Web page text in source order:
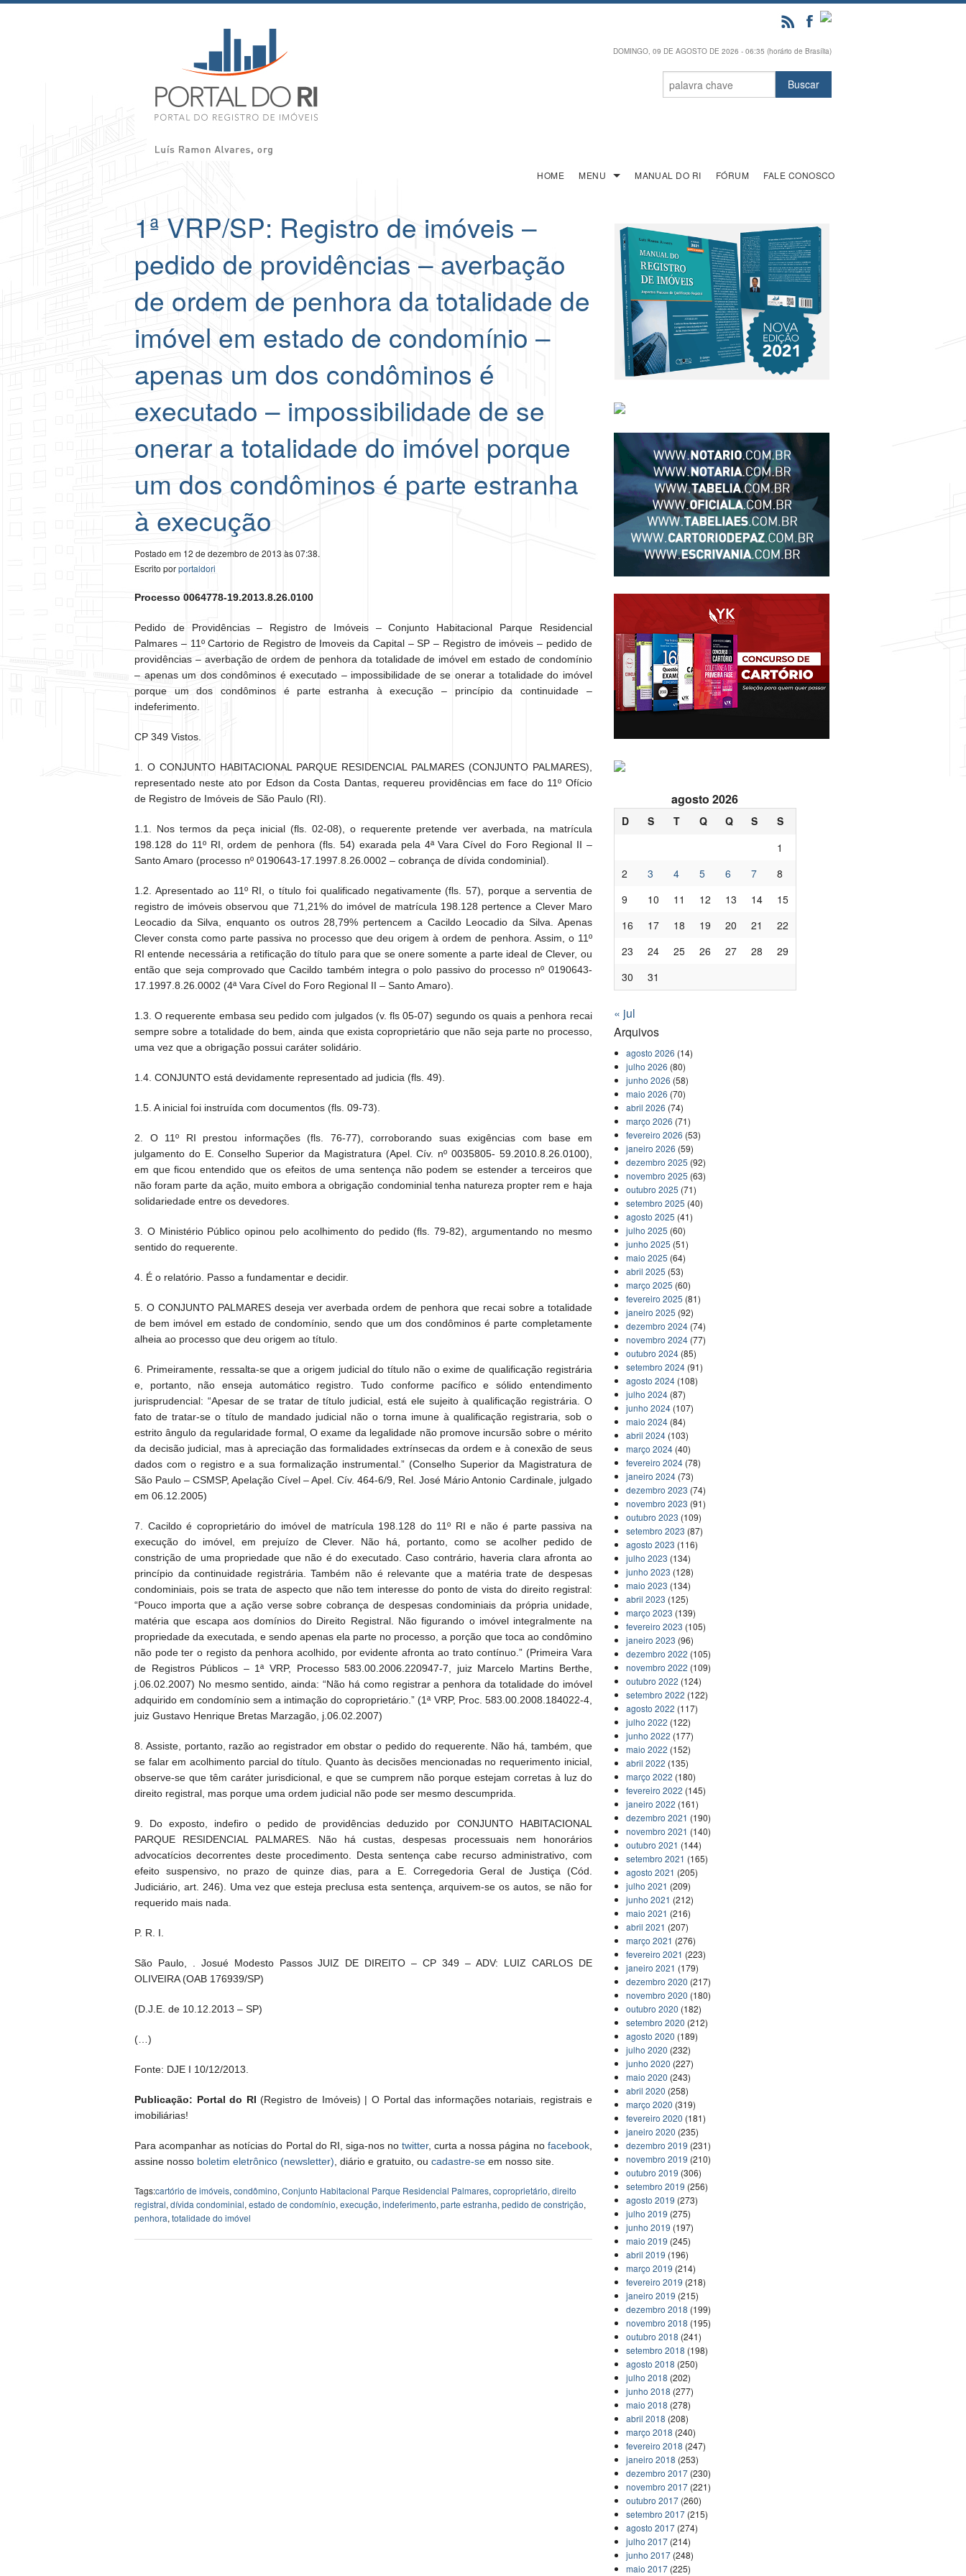
DOMINGO, 09 DE AGOSTO DE 2026 - 06:35 (horário de Brasília)
HOME MENU MANUAL DO RI FÓRUM FALE CONOSCO
1ª VRP/SP: Registro de imóveis –
pedido de providências – averbação
de ordem de penhora da totalidade de
imóvel em estado de condomínio –
apenas um dos condôminos é
executado – impossibilidade de se
onerar a totalidade do imóvel porque
um dos condôminos é parte estranha
à execução
Postado em 12 de dezembro de 2013 às 07:38.
Escrito porportaldori
Processo 0064778-19.2013.8.26.0100
Pedido de Providências – Registro de Imóveis – Conjunto Habitacional Parque Residencial
Palmares – 11º Cartorio de Registro de Imoveis da Capital – SP – Registro de imóveis – pedido de
providências – averbação de ordem de penhora da totalidade de imóvel em estado de condomínio
– apenas um dos condôminos é executado – impossibilidade de se onerar a totalidade do imóvel
porque um dos condôminos é parte estranha à execução – princípio da continuidade –
indeferimento.
CP 349 Vistos.
1. O CONJUNTO HABITACIONAL PARQUE RESIDENCIAL PALMARES (CONJUNTO PALMARES),
representado neste ato por Edson da Costa Dantas, requereu providências em face do 11º Ofício
de Registro de Imóveis de São Paulo (RI).
1.1. Nos termos da peça inicial (fls. 02-08), o requerente pretende ver averbada, na matrícula
198.128 do 11º RI, ordem de penhora (fls. 54) exarada pela 4ª Vara Cível do Foro Regional II –
Santo Amaro (processo nº 0190643-17.1997.8.26.0002 – cobrança de dívida condominial).
1.2. Apresentado ao 11º RI, o título foi qualificado negativamente (fls. 57), porque a serventia de
registro de imóveis observou que 71,21% do imóvel de matrícula 198.128 pertence a Clever Maro
Leocadio da Silva, enquanto os outros 28,79% pertencem a Cacildo Leocadio da Silva. Apenas
Clever consta como parte passiva no processo que deu origem à ordem de penhora. Assim, o 11º
RI entende necessária a retificação do título para que se onere somente a parte ideal de Clever, ou
então que seja comprovado que Cacildo também integra o polo passivo do processo nº 0190643-
17.1997.8.26.0002 (4ª Vara Cível do Foro Regional II – Santo Amaro).
1.3. O requerente embasa seu pedido com julgados (v. fls 05-07) segundo os quais a penhora recai
sempre sobre a totalidade do bem, ainda que exista coproprietário que não seja parte no processo,
uma vez que a obrigação possui caráter solidário.
1.4. CONJUNTO está devidamente representado ad judicia (fls. 49).
1.5. A inicial foi instruída com documentos (fls. 09-73).
2. O 11º RI prestou informações (fls. 76-77), corroborando suas exigências com base em
julgamento do E. Conselho Superior da Magistratura (Apel. Cív. nº 0035805- 59.2010.8.26.0100),
em que ficou entendido que os efeitos de uma sentença não podem se estender a terceiros que
não foram parte da ação, muito embora a obrigação condominial tenha natureza propter rem e haja
solidariedade entre os devedores.
3. O Ministério Público opinou pelo acolhimento do pedido (fls. 79-82), argumentando no mesmo
sentido do requerente.
4. É o relatório. Passo a fundamentar e decidir.
5. O CONJUNTO PALMARES deseja ver averbada ordem de penhora que recai sobre a totalidade
de bem imóvel em estado de condomínio, sendo que um dos condôminos é parte completamente
alheia ao processo que deu origem ao título.
6. Primeiramente, ressalta-se que a origem judicial do título não o exime de qualificação registrária
e, portanto, não enseja automático registro. Tudo conforme pacífico e sólido entendimento
jurisprudencial: “Apesar de se tratar de título judicial, está ele sujeito à qualificação registrária. O
fato de tratar-se o título de mandado judicial não o torna imune à qualificação registraria, sob o
estrito ângulo da regularidade formal, O exame da legalidade não promove incursão sobre o mérito
da decisão judicial, mas à apreciação das formalidades extrínsecas da ordem e à conexão de seus
dados com o registro e a sua formalização instrumental.” (Conselho Superior da Magistratura de
São Paulo – CSMSP, Apelação Cível – Apel. Cív. 464-6/9, Rel. José Mário Antonio Cardinale, julgado
em 06.12.2005)
7. Cacildo é coproprietário do imóvel de matrícula 198.128 do 11º RI e não é parte passiva na
execução do imóvel, em prejuízo de Clever. Não há, portanto, como se acolher pedido de
constrição de uma propriedade que não é do executado. Caso contrário, haveria clara afronta ao
princípio da continuidade registrária. Também não é relevante que a matéria trate de despesas
condominiais, pois se trata de aspecto que não tem interesse do ponto de vista do direito registral:
“Pouco importa que a ação verse sobre cobrança de despesas condominiais da própria unidade,
matéria que escapa aos domínios do Direito Registral. Não figurando o imóvel integralmente na
propriedade da executada, e sendo apenas ela parte no processo, a porção que toca ao condômino
não pode ter o registo da penhora acolhido, por evidente afronta ao trato contínuo.” (Primeira Vara
de Registros Públicos – 1ª VRP, Processo 583.00.2006.220947-7, juiz Marcelo Martins Berthe,
j.06.02.2007) No mesmo sentido, ainda: “Não há como registrar a penhora da totalidade do imóvel
adquirido em condomínio sem a intimação do coproprietário.” (1ª VRP, Proc. 583.00.2008.184022-4,
juiz Gustavo Henrique Bretas Marzagão, j.06.02.2007)
8. Assiste, portanto, razão ao registrador em obstar o pedido do requerente. Não há, também, que
se falar em acolhimento parcial do título. Quanto às decisões mencionadas no requerimento inicial,
observe-se que têm caráter jurisdicional, e que se cumprem não porque estejam corretas à luz do
direito registral, mas porque uma ordem judicial não pode ser mesmo descumprida.
9. Do exposto, indefiro o pedido de providências deduzido por CONJUNTO HABITACIONAL
PARQUE RESIDENCIAL PALMARES. Não há custas, despesas processuais nem honorários
advocatícios decorrentes deste procedimento. Desta sentença cabe recurso administrativo, com
efeito suspensivo, no prazo de quinze dias, para a E. Corregedoria Geral de Justiça (Cód.
Judiciário, art. 246). Uma vez que esteja preclusa esta sentença, arquivem-se os autos, se não for
requerido mais nada.
P. R. I.
São Paulo, . Josué Modesto Passos JUIZ DE DIREITO – CP 349 – ADV: LUIZ CARLOS DE
OLIVEIRA (OAB 176939/SP)
(D.J.E. de 10.12.2013 – SP)
(…)
Fonte: DJE I 10/12/2013.
Publicação: Portal do RI (Registro de Imóveis) | O Portal das informações notariais, registrais e
imobiliárias!
Para acompanhar as notícias do Portal do RI, siga-nos notwitter, curta a nossa página no facebook,
assine nosso boletim eletrônico (newsletter) , diário e gratuito, ou cadastre-se em nosso site.
Tags:cartório de imóveis, condômino, Conjunto Habitacional Parque Residencial Palmares, coproprietário, direito
registral, dívida condominial, estado de condomínio, execução, indeferimento, parte estranha, pedido de constrição,
penhora, totalidade do imóvel
agosto 2026
D S T Q Q S
S
1
2
3 4 5 6 7
8
9
10 11 12 13 14
15
16
17 18 19 20 21
22
23
24 25 26 27 28
29
30
31
« jul
Arquivos
agosto 2026 (14)
julho 2026 (80)
junho 2026 (58)
maio 2026 (70)
abril 2026 (74)
março 2026 (71)
fevereiro 2026 (53)
janeiro 2026 (59)
dezembro 2025 (92)
novembro 2025 (63)
outubro 2025 (71)
setembro 2025 (40)
agosto 2025 (41)
julho 2025 (60)
junho 2025 (51)
maio 2025 (64)
abril 2025 (53)
março 2025 (60)
fevereiro 2025 (81)
janeiro 2025 (92)
dezembro 2024 (74)
novembro 2024 (77)
outubro 2024 (85)
setembro 2024 (91)
agosto 2024 (108)
julho 2024 (87)
junho 2024 (107)
maio 2024 (84)
abril 2024 (103)
março 2024 (40)
fevereiro 2024 (78)
janeiro 2024 (73)
dezembro 2023 (74)
novembro 2023 (91)
outubro 2023 (109)
setembro 2023 (87)
agosto 2023 (116)
julho 2023 (134)
junho 2023 (128)
maio 2023 (134)
abril 2023 (125)
março 2023 (139)
fevereiro 2023 (105)
janeiro 2023 (96)
dezembro 2022 (105)
novembro 2022 (109)
outubro 2022 (124)
setembro 2022 (122)
agosto 2022 (117)
julho 2022 (122)
junho 2022 (177)
maio 2022 (152)
abril 2022 (135)
março 2022 (180)
fevereiro 2022 (145)
janeiro 2022 (161)
dezembro 2021 (190)
novembro 2021 (140)
outubro 2021 (144)
setembro 2021 (165)
agosto 2021 (205)
julho 2021 (209)
junho 2021 (212)
maio 2021 (216)
abril 2021 (207)
março 2021 (276)
fevereiro 2021 (223)
janeiro 2021 (179)
dezembro 2020 (217)
novembro 2020 (180)
outubro 2020 (182)
setembro 2020 (212)
agosto 2020 (189)
julho 2020 (232)
junho 2020 (227)
maio 2020 (243)
abril 2020 (258)
março 2020 (319)
fevereiro 2020 (181)
janeiro 2020 (235)
dezembro 2019 (231)
novembro 2019 (210)
outubro 2019 (306)
setembro 2019 (256)
agosto 2019 (273)
julho 2019 (275)
junho 2019 (197)
maio 2019 (245)
abril 2019 (196)
março 2019 (214)
fevereiro 2019 (218)
janeiro 2019 (215)
dezembro 2018 (199)
novembro 2018 (195)
outubro 2018 (241)
setembro 2018 (198)
agosto 2018 (250)
julho 2018 (202)
junho 2018 (277)
maio 2018 (278)
abril 2018 (208)
março 2018 (240)
fevereiro 2018 (247)
janeiro 2018 (253)
dezembro 2017 (230)
novembro 2017 (221)
outubro 2017 (260)
setembro 2017 (215)
agosto 2017 (274)
julho 2017 (214)
junho 2017 (248)
maio 2017 (225)